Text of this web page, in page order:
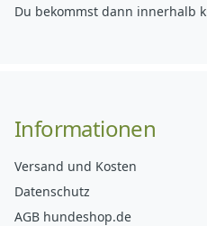
Du bekommst dann innerhalb
Informationen
Versand und Kosten
Datenschutz
AGB hundeshop.de